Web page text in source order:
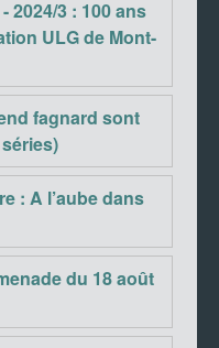
2024/3 : 100 ans
ULG de Mont-
fagnard sont
: A l’aube dans
du 18 août